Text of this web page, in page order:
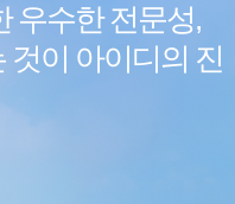
우수한 전문성,
이 아이디의 진